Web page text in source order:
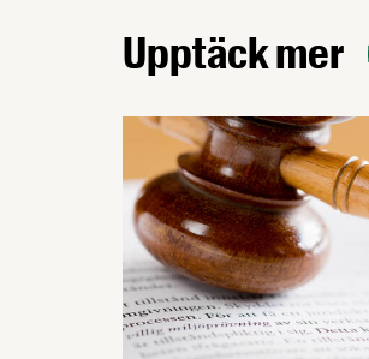
Upptäck mer